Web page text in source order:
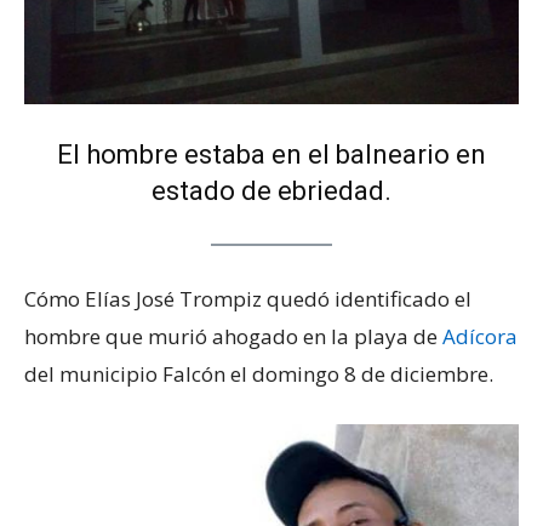
El hombre estaba en el balneario en
estado de ebriedad.
Cómo Elías José Trompiz quedó identificado el
hombre que murió ahogado en la playa deAdícora
del municipio Falcón el domingo 8 de diciembre.